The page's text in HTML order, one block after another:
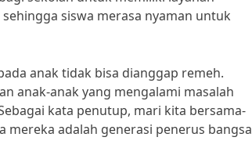
siswa merasa nyaman untuk
anak tidak bisa dianggap remeh.
anak-anak yang mengalami masalah
kata penutup, mari kita bersama-
adalah generasi penerus bangsa